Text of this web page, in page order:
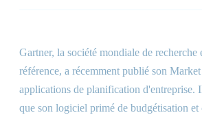
Gartner, la société mondiale de recherche
référence, a récemment publié son
applications de planification d'entreprise.
que son logiciel primé de budgétisation